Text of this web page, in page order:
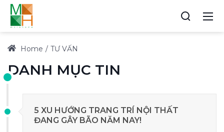
Home TƯ VẤN
DANH MỤC TIN
5 XU HƯỚNG TRANG TRÍ NỘI THẤT
ĐANG GÂY BÃO NĂM NAY!